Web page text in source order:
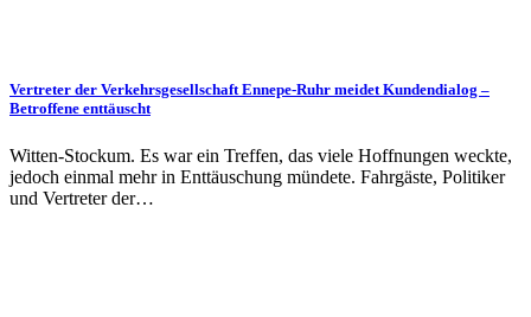
Vertreter der Verkehrsgesellschaft Ennepe-Ruhr meidet Kundendialog –
Betroffene enttäuscht
Witten-Stockum. Es war ein Treffen, das viele Hoffnungen weckte,
jedoch einmal mehr in Enttäuschung mündete. Fahrgäste, Politiker
und Vertreter der…